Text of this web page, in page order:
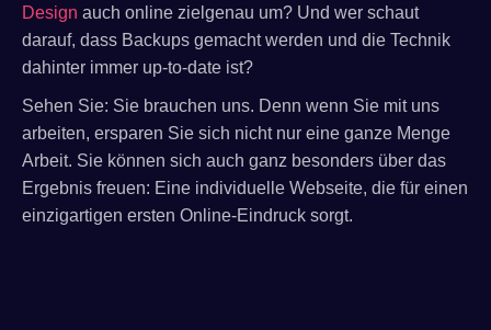
Design auch online zielgenau um? Und wer schaut
darauf, dass Backups gemacht werden und die Technik
dahinter immer up-to-date ist?
Sehen Sie: Sie brauchen uns. Denn wenn Sie mit uns
arbeiten, ersparen Sie sich nicht nur eine ganze Menge
Arbeit. Sie können sich auch ganz besonders über das
Ergebnis freuen: Eine individuelle Webseite, die für einen
einzigartigen ersten Online-Eindruck sorgt.